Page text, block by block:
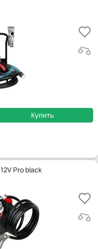
Купить
Pro black